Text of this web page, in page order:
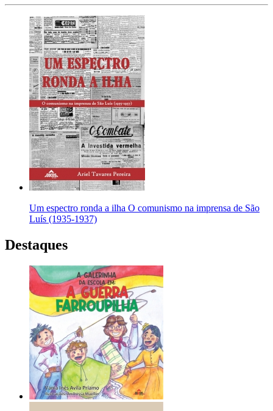
Um espectro ronda a ilha O comunismo na imprensa de São
Luís (1935-1937)
Destaques